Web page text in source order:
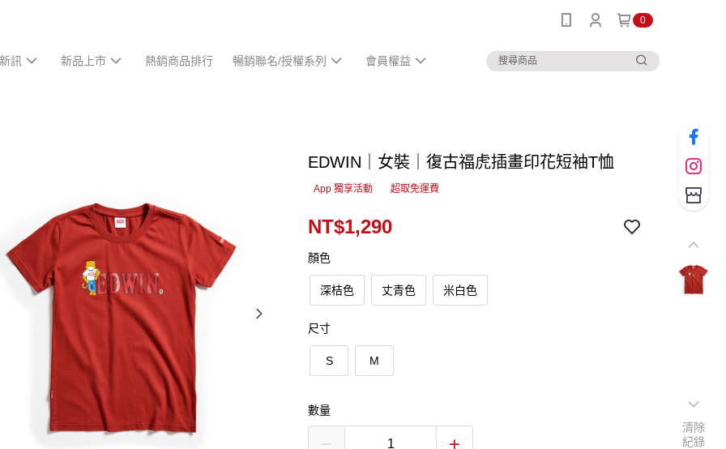
0
訊 新品上市 熱銷商品排行 暢銷聯名/授權系列 會員權益
EDWIN｜女裝｜復古福虎插畫印花短袖T恤
App 獨享活動 超取免運費
NT$1,290
顏色
深桔色 丈青色 米白色
尺寸
S M
數量
清除
紀錄